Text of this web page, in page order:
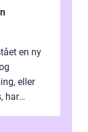
en ny
eller
har